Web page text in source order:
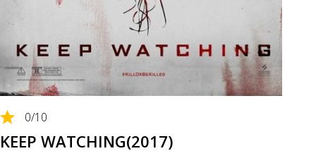
0/10
KEEP WATCHING(2017)